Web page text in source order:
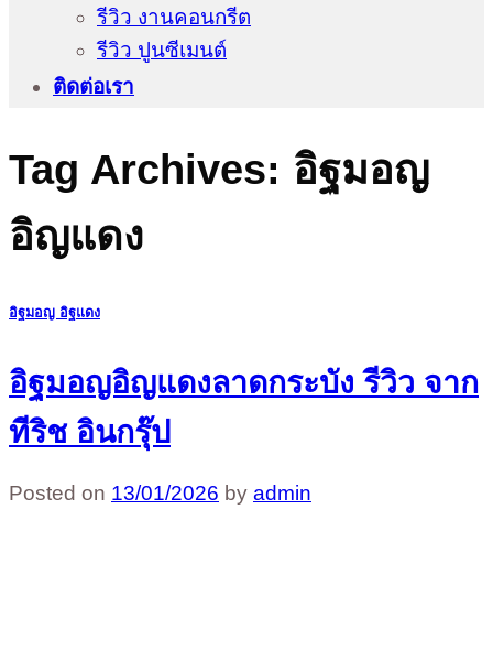
รีวิว งานคอนกรีต
รีวิว ปูนซีเมนต์
ติดต่อเรา
Tag Archives: อิฐมอญ
อิญแดง
อิฐมอญ อิฐแดง
อิฐมอญอิญแดงลาดกระบัง รีวิว จาก
ทีริช อินกรุ๊ป
Posted on 13/01/2026 by admin